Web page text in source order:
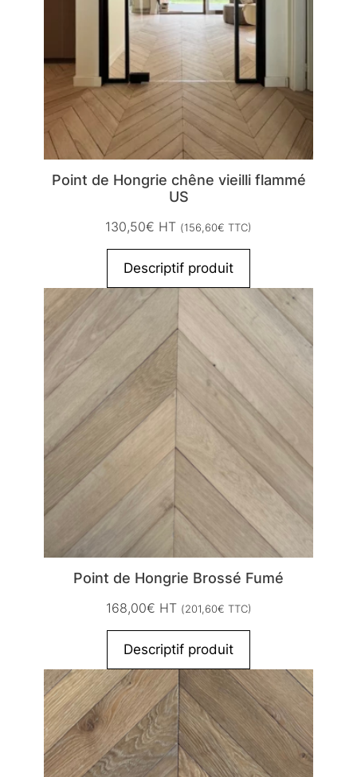
Point de Hongrie chêne vieilli flammé
US
130,50€ HT (156,60€ TTC)
Descriptif produit
Point de Hongrie Brossé Fumé
168,00€ HT (201,60€ TTC)
Descriptif produit